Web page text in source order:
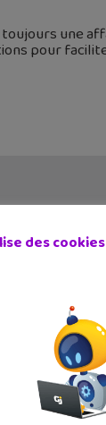
une
pour
des